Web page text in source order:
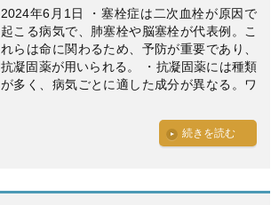
2024年6月1日 ・塞栓症は二次血栓が原因で
起こる病気で、肺塞栓や脳塞栓が代表例。こ
れらは命に関わるため、予防が重要であり、
抗凝固薬が用いられる。 ・抗凝固薬には種類
が多く、病気ごとに適した成分が異なる。ワ
続きを読む